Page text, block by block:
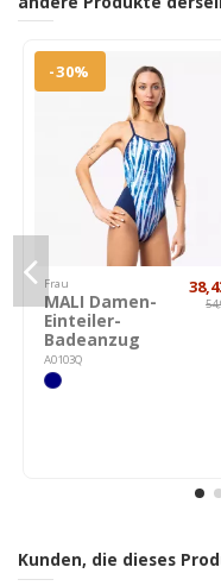
-30%
Frau
MALI Damen-
Einteiler-
Badeanzug
A0103Q
Kunden, die dieses